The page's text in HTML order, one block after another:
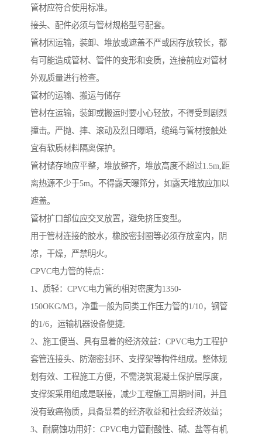
管材应符合使用标准。
接头、配件必须与管材规格型号配套。
管材因运输，装卸、堆放或遮盖不严或因存放较长，都
有可能造成管材、管件的变形和变质，连接前应对管材
外观质量进行检查。
管材的运输、搬运与储存
管材在运输，装卸或搬运时要小心轻放，不得受到剧烈
撞击。严抛、摔、滚动及烈日曝晒，缆绳与管材接触处
宜有软质材料隔离保护。
管材储存地应平整，堆放整齐，堆放高度不超过1.5m,距
离热源不少于5m。不得露天曝筛分，如露天堆放应加以
遮盖。
管材扩口部位应交叉放置，避免挤压变型。
用于管材连接的胶水，橡胶密封圈等必须存放室内，阴
凉，干燥，严禁明火。
CPVC电力管的特点：
1、质轻：CPVC电力管的相对密度为1350-
150OKG/M3，净重一般为同类工作压力管的1/10，钢管
的1/6，运输机器设备便捷;
2、施工便当、具有显着的经济效益：CPVC电力工程护
套管连接头、防潮密封环、支撑架等构件组成。整体规
划有效、工程施工方便，不需浇筑混凝土保护层厚度，
支撑架采用组成是联接，减少工程施工周期时间，并且
没有致癌物质，具备显着的经济收益和社会经济效益；
3、耐腐蚀功用好：CPVC电力管耐酸性、碱、盐等有机